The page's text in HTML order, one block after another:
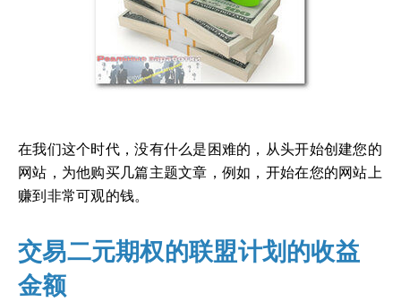
在我们这个时代，没有什么是困难的，从头开始创建您的
网站，为他购买几篇主题文章，例如，开始在您的网站上
赚到非常可观的钱。
交易二元期权的联盟计划的收益
金额